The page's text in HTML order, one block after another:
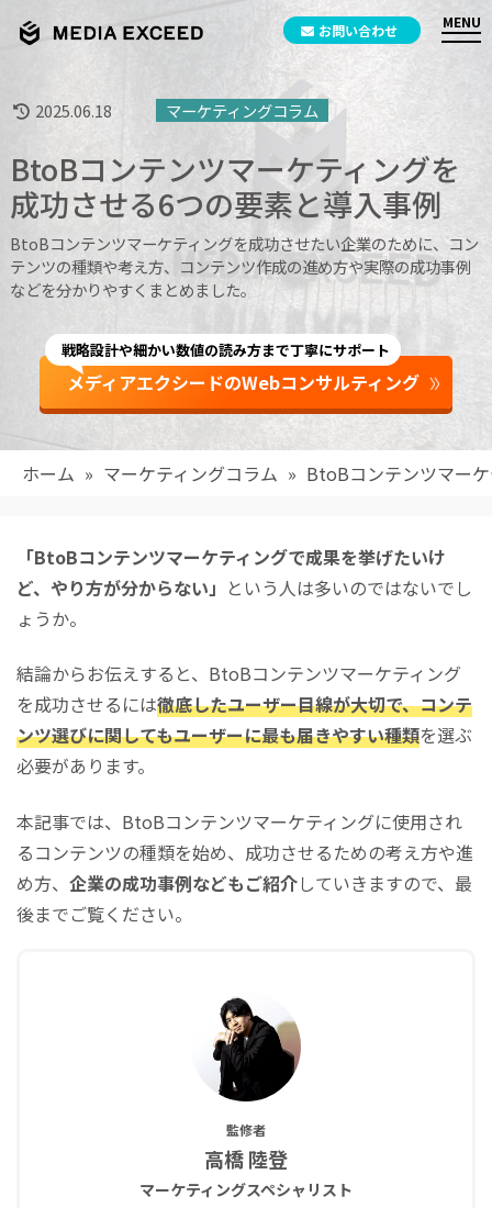
お問い合わせ
2025.06.18 マーケティングコラム
BtoBコンテンツマーケティングを
成功させる6つの要素と導入事例
BtoBコンテンツマーケティングを成功させたい企業のために、コン
テンツの種類や考え方、コンテンツ作成の進め方や実際の成功事例
などを分かりやすくまとめました。
戦略設計や細かい数値の読み方まで丁寧にサポート
メディアエクシードのWebコンサルティング
ホーム » マーケティングコラム » BtoBコンテンツマー
「BtoBコンテンツマーケティングで成果を挙げたいけ
ど、やり方が分からない」 という人は多いのではないでし
ょうか。
結論からお伝えすると、BtoBコンテンツマーケティング
を成功させるには徹底したユーザー目線が大切で、コンテ
ンツ選びに関してもユーザーに最も届きやすい種類を選ぶ
必要があります。
本記事では、BtoBコンテンツマーケティングに使用され
るコンテンツの種類を始め、成功させるための考え方や進
め方、 企業の成功事例などもご紹介していきますので、最
後までご覧ください。
監修者
高橋 陸登
マーケティングスペシャリスト